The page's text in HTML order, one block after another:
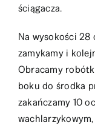
ściągacza.
Na wysokości 28
zamykamy i
Obracamy
boku do środka
zakańczamy 10